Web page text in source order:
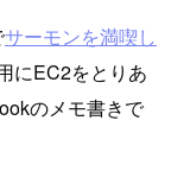
サーモンを満喫し
にEC2をとりあ
のメモ書きで